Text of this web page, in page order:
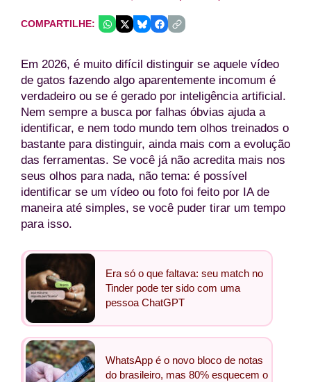
COMPARTILHE:
Em 2026, é muito difícil distinguir se aquele vídeo
de gatos fazendo algo aparentemente incomum é
verdadeiro ou se é gerado por inteligência artificial.
Nem sempre a busca por falhas óbvias ajuda a
identificar, e nem todo mundo tem olhos treinados o
bastante para distinguir, ainda mais com a evolução
das ferramentas. Se você já não acredita mais nos
seus olhos para nada, não tema: é possível
identificar se um vídeo ou foto foi feito por IA de
maneira até simples, se você puder tirar um tempo
para isso.
Era só o que faltava: seu match no
Tinder pode ter sido com uma
pessoa ChatGPT
WhatsApp é o novo bloco de notas
do brasileiro, mas 80% esquecem o